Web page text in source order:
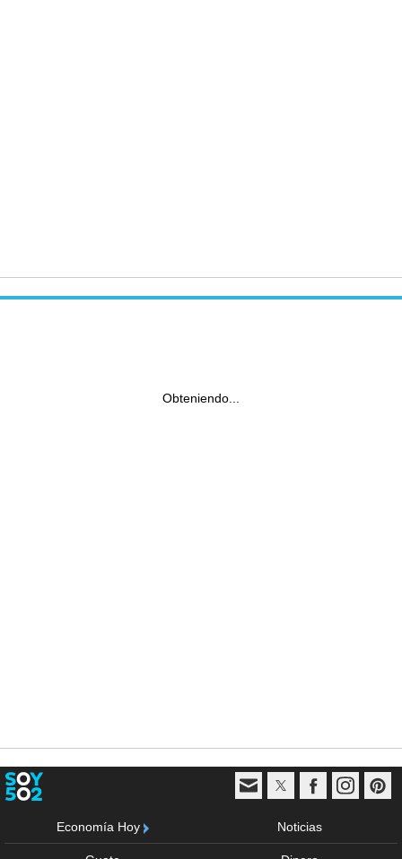
Obteniendo...
Economía Hoy Noticias